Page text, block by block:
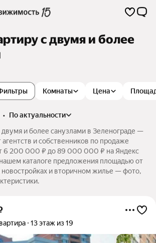
с двумя и более
Комнаты Цена
•
по актуальности
двумя и более санузлами в Зеленограде —
и собственников по продаже
6 200 000 ₽ до 89 000 000 ₽ на Яндекс
каталоге предложения площадью от
новостройках и вторичном жилье — фото,
13 этаж из 19